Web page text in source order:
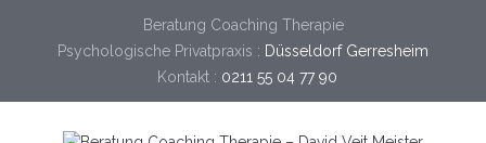
Beratung Coaching Therapie
Psychologische Privatpraxis : Düsseldorf Gerresheim
Kontakt : 0211 55 04 77 90